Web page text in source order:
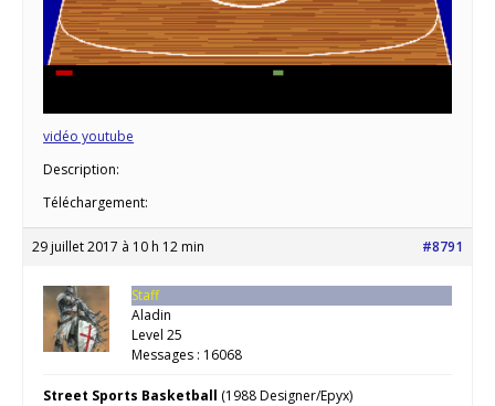
vidéo youtube
Description:
Téléchargement:
29 juillet 2017 à 10 h 12 min #8791
Staff
Aladin
Level 25
Messages : 16068
Street Sports Basketball (1988 Designer/Epyx)